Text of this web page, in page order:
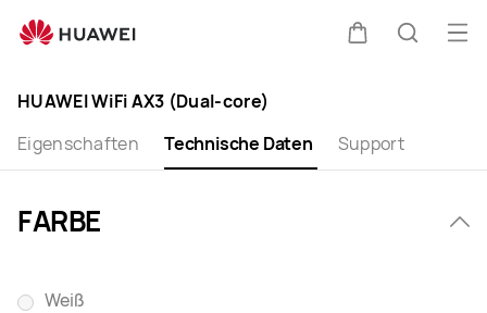
WiFi
(Dual-
Specification
HUAWEI WiFi AX3 (Dual-core)
Eigenschaften
Technische Daten Support
FARBE
Weiß